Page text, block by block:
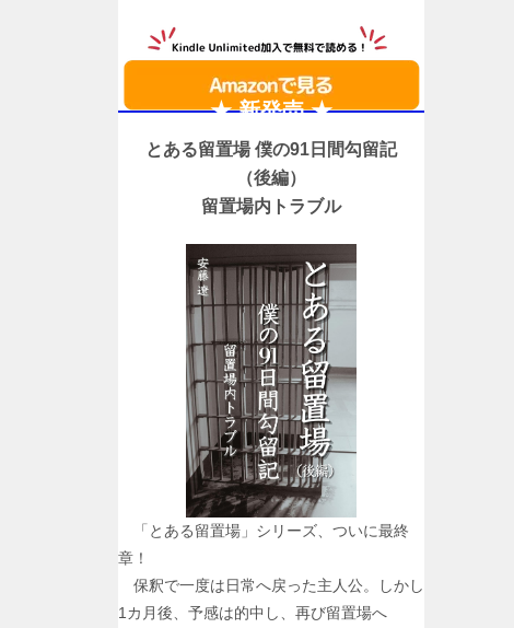
★ 新発売 ★
とある留置場 僕の91日間勾留記
（後編）
留置場内トラブル
「とある留置場」シリーズ、ついに最終
章！
保釈で一度は日常へ戻った主人公。しかし
1カ月後、予感は的中し、再び留置場へ